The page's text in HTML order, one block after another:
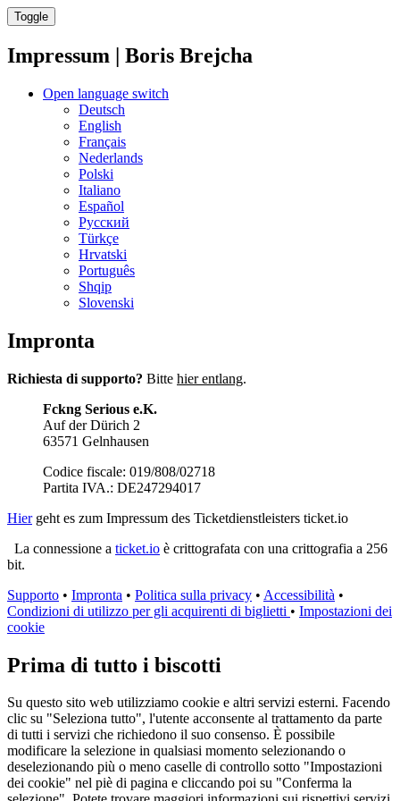
Toggle
Impressum | Boris Brejcha
Open language switch
Deutsch
English
Français
Nederlands
Polski
Italiano
Español
Русский
Türkçe
Hrvatski
Português
Shqip
Slovenski
Impronta
Richiesta di supporto? Bitte hier entlang.
Fckng Serious e.K.
Auf der Dürich 2
63571 Gelnhausen
Codice fiscale: 019/808/02718
Partita IVA.: DE247294017
Hiergeht es zum Impressum des Ticketdienstleisters ticket.io
La connessione a ticket.io è crittografata con una crittografia a 256
bit.
Supporto • Impronta • Politica sulla privacy • Accessibilità •
Condizioni di utilizzo per gli acquirenti di biglietti • Impostazioni dei
cookie
Prima di tutto i biscotti
Su questo sito web utilizziamo cookie e altri servizi esterni. Facendo
clic su "Seleziona tutto", l'utente acconsente al trattamento da parte
di tutti i servizi che richiedono il suo consenso. È possibile
modificare la selezione in qualsiasi momento selezionando o
deselezionando più o meno caselle di controllo sotto "Impostazioni
dei cookie" nel piè di pagina e cliccando poi su "Conferma la